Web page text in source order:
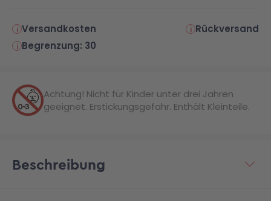
Versandkosten
Rückversand
Begrenzung: 30
Achtung! Nicht für Kinder unter drei Jahren
geeignet. Erstickungsgefahr. Enthält Kleinteile.
Beschreibung